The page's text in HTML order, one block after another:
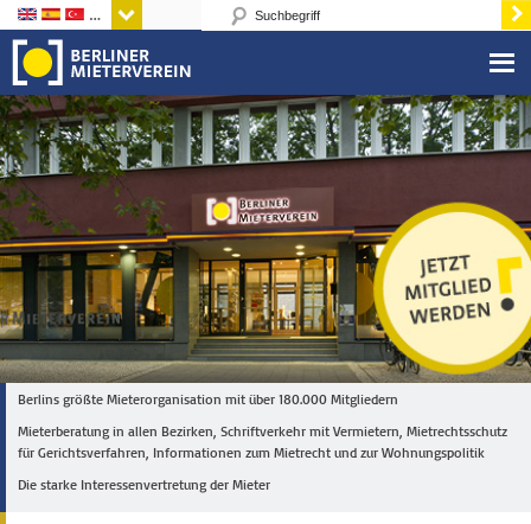
Sprachen
Berlins größte Mieterorganisation mit über 180.000 Mitgliedern
Mieterberatung in allen Bezirken, Schriftverkehr mit Vermietern, Mietrechtsschutz
für Gerichtsverfahren, Informationen zum Mietrecht und zur Wohnungspolitik
Die starke Interessenvertretung der Mieter